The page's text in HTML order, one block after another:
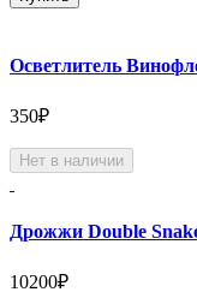
Осветлитель
350₽
Нет в наличии
Дрожжи Double
10200₽